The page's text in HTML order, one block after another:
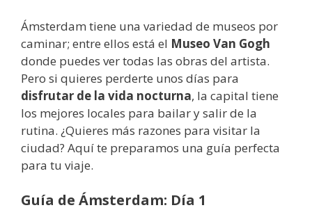
Ámsterdam tiene una variedad de museos por
caminar; entre ellos está el Museo Van Gogh
donde puedes ver todas las obras del artista.
Pero si quieres perderte unos días para
disfrutar de la vida nocturna, la capital tiene
los mejores locales para bailar y salir de la
rutina. ¿Quieres más razones para visitar la
ciudad? Aquí te preparamos una guía perfecta
para tu viaje.
Guía de Ámsterdam: Día 1